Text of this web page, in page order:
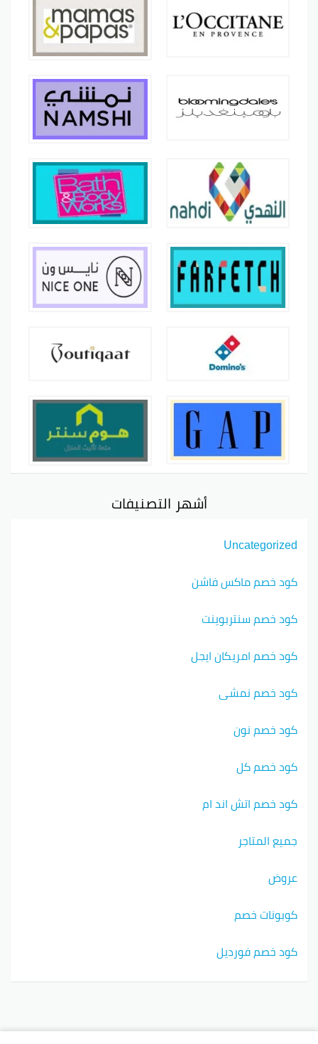
أشهر التصنيفات
Uncategorized
كود خصم ماكس فاشن
كود خصم سنتربوينت
كود خصم امريكان ايجل
كود خصم نمشي
كود خصم نون
كود خصم كل
كود خصم اتش اند ام
جميع المتاجر
عروض
كوبونات خصم
كود خصم فورديل